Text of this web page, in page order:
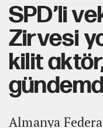
SPD’li
Zirvesi
kilit
Almanya